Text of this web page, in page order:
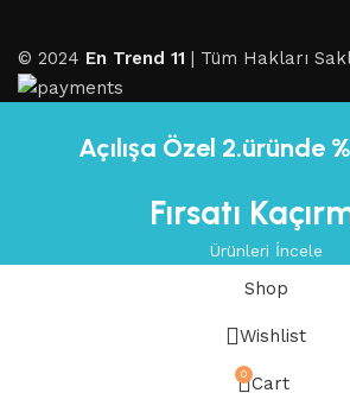
© 2024 En Trend 11 | Tüm Hakları
Açılışa Özel 2.üründe
Fırsatı
Ürünleri İncele
Shop
Wishlist
0 Cart